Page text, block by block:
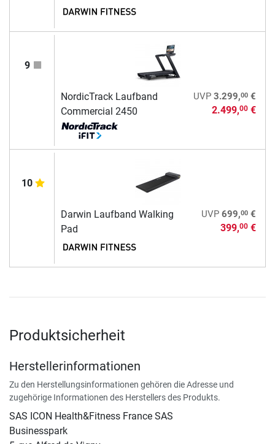
9
NordicTrack Laufband
Commercial 2450
UVP 3.299,00€
2.499,00€
10
Darwin Laufband Walking
Pad
UVP 699,00€
399,00€
Produktsicherheit
Herstellerinformationen
Zu den Herstellungsinformationen gehören die Adresse und
zugehörige Informationen des Herstellers des Produkts.
SAS ICON Health&Fitness France SAS
Businesspark